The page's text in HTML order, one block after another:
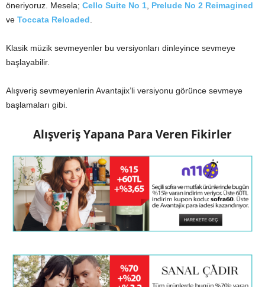
öneriyoruz. Mesela; Cello Suite No 1, Prelude No 2 Reimagined
ve Toccata Reloaded.
Klasik müzik sevmeyenler bu versiyonları dinleyince sevmeye
başlayabilir.
Alışveriş sevmeyenlerin Avantajix’li versiyonu görünce sevmeye
başlamaları gibi.
Alışveriş Yapana Para Veren Fikirler